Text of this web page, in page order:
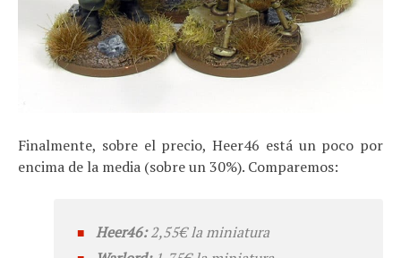
Finalmente, sobre el precio, Heer46 está un poco por
encima de la media (sobre un 30%). Comparemos:
Heer46:2,55€ la miniatura